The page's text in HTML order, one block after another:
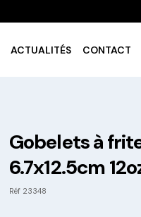
ACTUALITÉS CONTACT
Gobelets à
6.7x12.5cm
Réf 23348